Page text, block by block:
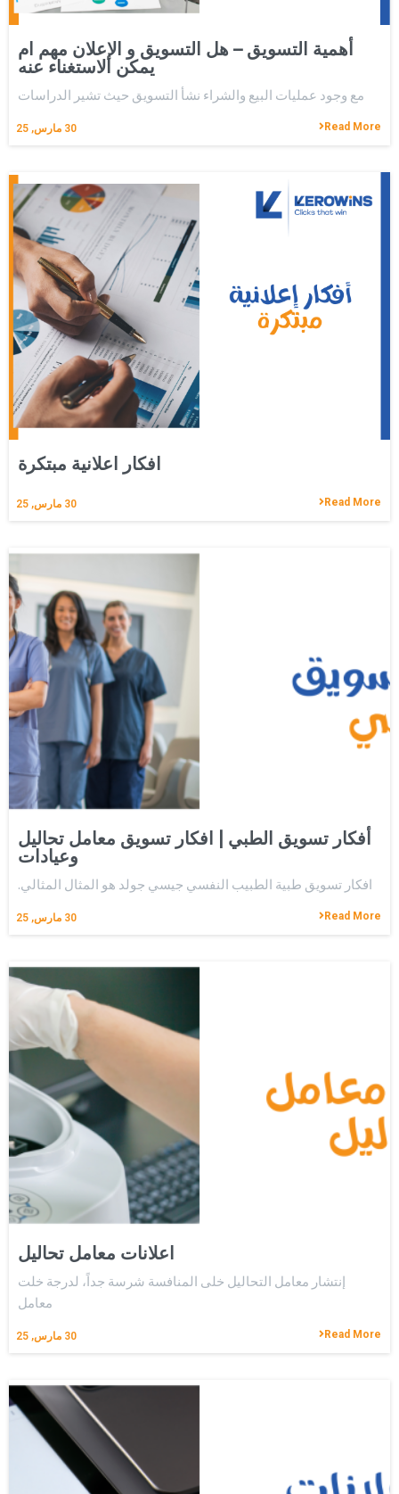
أهمية التسويق – هل التسويق و الإعلان مهم ام
يمكن الاستغناء عنه
30 مارس, 25
مع وجود عمليات البيع والشراء نشأ التسويق حيث تشير الدراسات
Read More
افكار اعلانية مبتكرة
30 مارس, 25 Read More
أفكار تسويق الطبي | افكار تسويق معامل تحاليل
وعيادات
30 مارس, 25
افكار تسويق طبية الطبيب النفسي جيسي جولد هو المثال المثالي.
Read More
اعلانات معامل تحاليل
30 مارس, 25
إنتشار معامل التحاليل خلى المنافسة شرسة جداً، لدرجة خلت
معامل
Read More